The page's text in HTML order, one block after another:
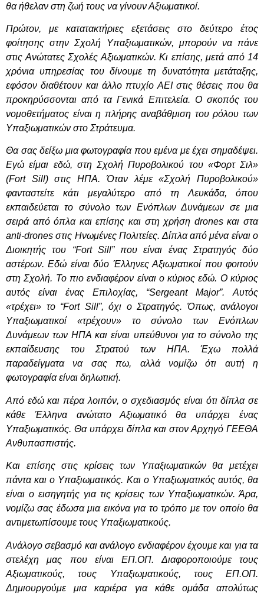
θα ήθελαν στη ζωή τους να γίνουν Αξιωματικοί.
Πρώτον, με κατατακτήριες εξετάσεις στο δεύτερο έτος
φοίτησης στην Σχολή Υπαξιωματικών, μπορούν να πάνε
στις Ανώτατες Σχολές Αξιωματικών. Κι επίσης, μετά από 14
χρόνια υπηρεσίας του δίνουμε τη δυνατότητα μετάταξης,
εφόσον διαθέτουν και άλλο πτυχίο ΑΕΙ στις θέσεις που θα
προκηρύσσονται από τα Γενικά Επιτελεία. Ο σκοπός του
νομοθετήματος είναι η πλήρης αναβάθμιση του ρόλου των
Υπαξιωματικών στο Στράτευμα.
Θα σας δείξω μια φωτογραφία που εμένα με έχει σημαδέψει.
Εγώ είμαι εδώ, στη Σχολή Πυροβολικού του «Φορτ Σιλ»
(Fort Sill) στις ΗΠΑ. Όταν λέμε «Σχολή Πυροβολικού»
φανταστείτε κάτι μεγαλύτερο από τη Λευκάδα, όπου
εκπαιδεύεται το σύνολο των Ενόπλων Δυνάμεων σε μια
σειρά από όπλα και επίσης και στη χρήση drones και στα
anti-drones στις Ηνωμένες Πολιτείες. Δίπλα από μένα είναι ο
Διοικητής του “Fort Sill” που είναι ένας Στρατηγός δύο
αστέρων. Εδώ είναι δύο Έλληνες Αξιωματικοί που φοιτούν
στη Σχολή. Το πιο ενδιαφέρον είναι ο κύριος εδώ. Ο κύριος
αυτός είναι ένας Επιλοχίας, “Sergeant Major”. Αυτός
«τρέχει» το “Fort Sill”, όχι ο Στρατηγός. Όπως, ανάλογοι
Υπαξιωματικοί «τρέχουν» το σύνολο των Ενόπλων
Δυνάμεων των ΗΠΑ και είναι υπεύθυνοι για το σύνολο της
εκπαίδευσης του Στρατού των ΗΠΑ. Έχω πολλά
παραδείγματα να σας πω, αλλά νομίζω ότι αυτή η
φωτογραφία είναι δηλωτική.
Από εδώ και πέρα λοιπόν, ο σχεδιασμός είναι ότι δίπλα σε
κάθε Έλληνα ανώτατο Αξιωματικό θα υπάρχει ένας
Υπαξιωματικός. Θα υπάρχει δίπλα και στον Αρχηγό ΓΕΕΘΑ
Ανθυπασπιστής.
Και επίσης στις κρίσεις των Υπαξιωματικών θα μετέχει
πάντα και ο Υπαξιωματικός. Και ο Υπαξιωματικός αυτός, θα
είναι ο εισηγητής για τις κρίσεις των Υπαξιωματικών. Άρα,
νομίζω σας έδωσα μια εικόνα για το τρόπο με τον οποίο θα
αντιμετωπίσουμε τους Υπαξιωματικούς.
Ανάλογο σεβασμό και ανάλογο ενδιαφέρον έχουμε και για τα
στελέχη μας που είναι ΕΠ.ΟΠ. Διαφοροποιούμε τους
Αξιωματικούς, τους Υπαξιωματικούς, τους ΕΠ.ΟΠ.
Δημιουργούμε μια καριέρα για κάθε ομάδα απολύτως